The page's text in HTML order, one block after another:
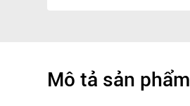
Mô tả sản phẩm